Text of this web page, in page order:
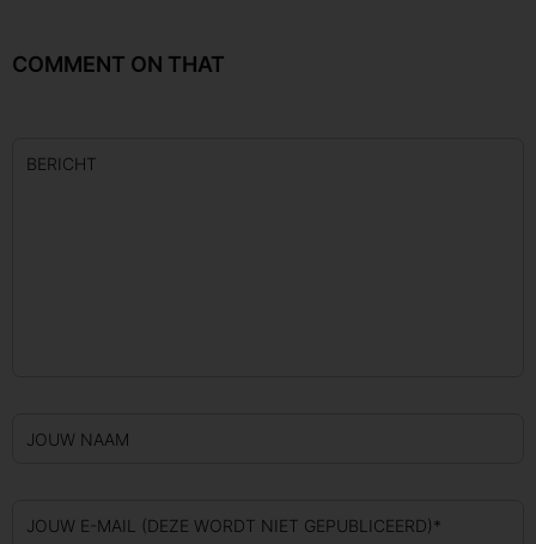
COMMENT ON THAT
BERICHT
JOUW NAAM
JOUW E-MAIL (DEZE WORDT NIET GEPUBLICEERD)*